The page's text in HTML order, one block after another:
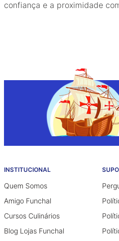
confiança e a proximidade
INSTITUCIONAL
Quem Somos
Amigo Funchal
Cursos Culinários
Blog Lojas Funchal